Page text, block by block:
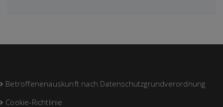
Betroffenenauskunft nach Datenschutzgrundverordnung
Cookie-Richtlinie